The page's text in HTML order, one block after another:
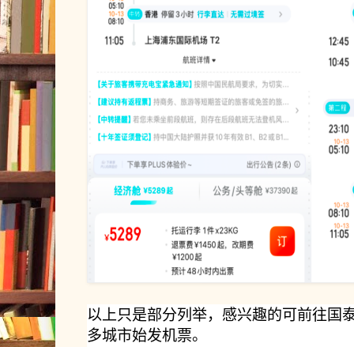
以上只是部分列举，感兴趣的可前往国
多城市始发机票。